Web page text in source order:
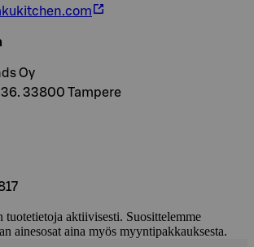
Oy
33800 Tampere
tuotetietoja aktiivisesti. Suosittelemme
ainesosat aina myös myyntipakkauksesta.